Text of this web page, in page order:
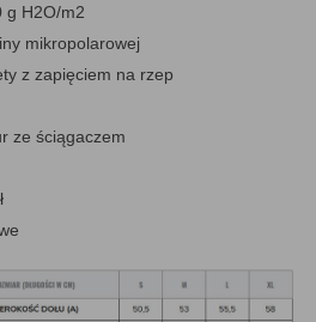
g H2O/m2
mikropolarowej
z zapięciem na rzep
ze ściągaczem